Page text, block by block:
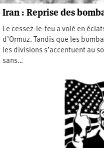
Iran : Reprise des
Le cessez-le-feu a volé en
d’Ormuz. Tandis que les
les divisions s’accentuent au
sans…